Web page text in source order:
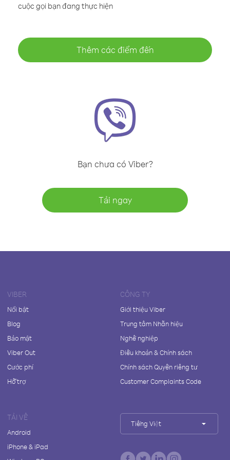
cuộc gọi bạn đang thực hiện
Thêm các điểm đến
Bạn chưa có Viber?
Tải ngay
VIBER
Nổi bật
Blog
Bảo mật
Viber Out
Cước phí
Hỗ trợ
CÔNG TY
Giới thiệu Viber
Trung tâm Nhãn hiệu
Nghề nghiệp
Điều khoản & Chính sách
Chính sách Quyền riêng tư
Customer Complaints Code
TẢI VỀ
Android
iPhone & iPad
Tiếng Việt